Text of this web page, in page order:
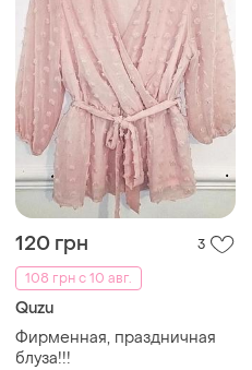
120 грн
3
108 грн с 10 авг.
Quzu
Фирменная, праздничная
блуза!!!